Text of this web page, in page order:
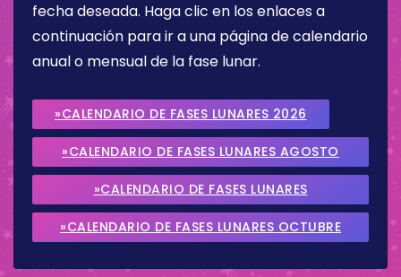
fecha deseada. Haga clic en los enlaces a
continuación para ir a una página de calendario
anual o mensual de la fase lunar.
»CALENDARIO DE FASES LUNARES 2026
»CALENDARIO DE FASES LUNARES AGOSTO
2026
»CALENDARIO DE FASES LUNARES
SEPTIEMBRE 2026
»CALENDARIO DE FASES LUNARES OCTUBRE